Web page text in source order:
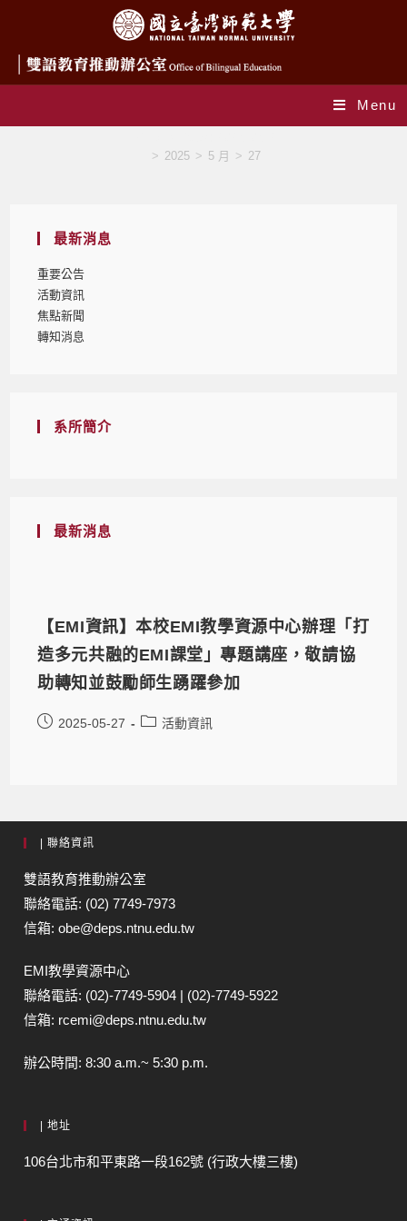
Menu
> 2025 > 5 月 > 27
最新消息
重要公告
活動資訊
焦點新聞
轉知消息
系所簡介
最新消息
【EMI資訊】本校EMI教學資源中心辦理「打
造多元共融的EMI課堂」專題講座，敬請協
助轉知並鼓勵師生踴躍參加
2025-05-27 活動資訊
| 聯絡資訊
雙語教育推動辦公室
聯絡電話: (02) 7749-7973
信箱: obe@deps.ntnu.edu.tw
EMI教學資源中心
聯絡電話: (02)-7749-5904 | (02)-7749-5922
信箱: rcemi@deps.ntnu.edu.tw
辦公時間: 8:30 a.m.~ 5:30 p.m.
| 地址
106台北市和平東路一段162號 (行政大樓三樓)